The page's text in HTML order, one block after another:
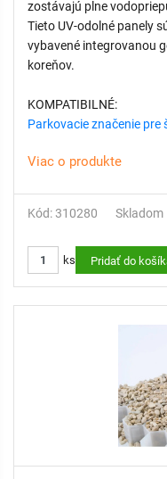
zostávajú plne
Tieto UV-odolné panely
vybavené integrovanou
koreňov.
KOMPATIBILNÉ:
Parkovacie značenie pre
TECHNICKÉ PARAMETRE:
Viac o produkte
Kód: 310280 Skladom
ks Pridať do